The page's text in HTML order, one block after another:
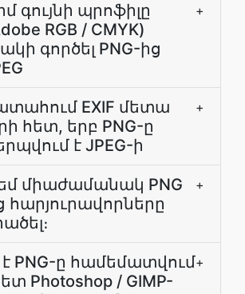
գույնի պրոֆիլը
RGB / CMYK)
գործել PNG-ից
+
EXIF մետա
հետ, երբ PNG-ը
է JPEG-ի
+
միաժամանակ PNG
հարյուրավորները
+
է PNG-ը համեմատվում
Photoshop / GIMP-
+